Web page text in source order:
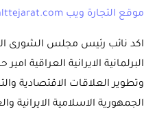
موقع التجارة ويب www.alttejarat.com
اكد نائب رئيس مجلس الشورى
البرلمانية الايرانية العراقية
وتطوير العلاقات الاقتصادية
الجمهورية الاسلامية الايرانية